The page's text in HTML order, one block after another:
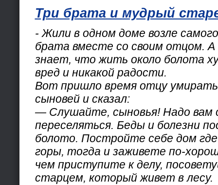
Три брата и мудрый
- Жили в одном доме возле
брата вместе со своим отцом. А
знает, что жить около болота
вред и никакой радости.
Вот пришло время отцу
сыновей и сказал:
— Слушайте, сыновья! Надо вам
переселяться. Беды и болезни
болото. Постройте себе дом
горы, тогда и заживете по-
чем приступите к делу,
старцем, который живет в лесу.